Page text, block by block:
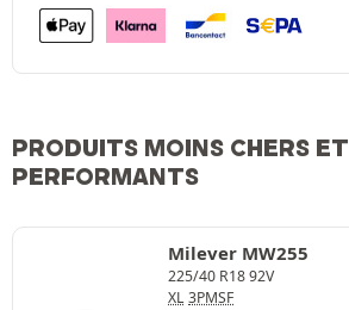
PRODUITS MOINS CHERS ET
PERFORMANTS
Milever MW255
225/40 R18 92V
XL 3PMSF